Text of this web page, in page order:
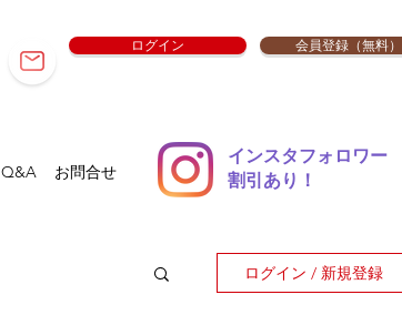
ログイン 会員登録（無料）
Q&A お問合せ
インスタフォロワー
​割引あり！
ログイン / 新規登録